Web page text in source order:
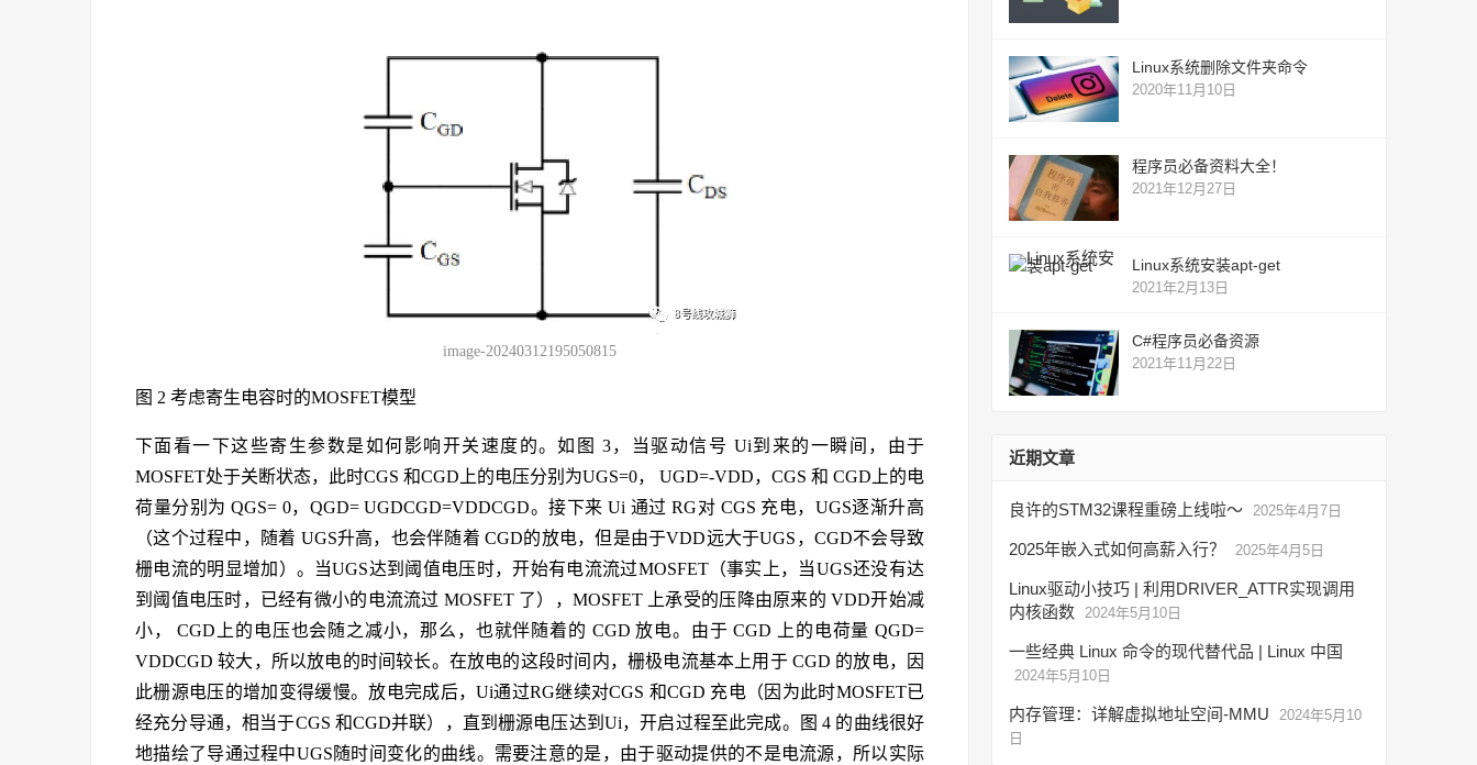
image-20240312195050815
图 2 考虑寄生电容时的MOSFET模型
下面看一下这些寄生参数是如何影响开关速度的。如图 3，当驱动信号 Ui到来的一瞬间，由于
MOSFET处于关断状态，此时CGS 和CGD上的电压分别为UGS=0， UGD=-VDD，CGS 和 CGD上的电
荷量分别为 QGS= 0，QGD= UGDCGD=VDDCGD。接下来 Ui 通过 RG对 CGS 充电，UGS逐渐升高
（这个过程中，随着 UGS升高，也会伴随着 CGD的放电，但是由于VDD远大于UGS，CGD不会导致
栅电流的明显增加）。当UGS达到阈值电压时，开始有电流流过MOSFET（事实上，当UGS还没有达
到阈值电压时，已经有微小的电流流过 MOSFET 了），MOSFET 上承受的压降由原来的 VDD开始减
小， CGD上的电压也会随之减小，那么，也就伴随着的 CGD 放电。由于 CGD 上的电荷量 QGD=
VDDCGD 较大，所以放电的时间较长。在放电的这段时间内，栅极电流基本上用于 CGD 的放电，因
此栅源电压的增加变得缓慢。放电完成后，Ui通过RG继续对CGS 和CGD 充电（因为此时MOSFET已
经充分导通，相当于CGS 和CGD并联），直到栅源电压达到Ui，开启过程至此完成。图 4 的曲线很好
地描绘了导通过程中UGS随时间变化的曲线。需要注意的是，由于驱动提供的不是电流源，所以实际
Linux系统删除文件夹命令
2020年11月10日
程序员必备资料大全！
2021年12月27日
Linux系统安装apt-get
2021年2月13日
C#程序员必备资源
2021年11月22日
近期文章
良许的STM32课程重磅上线啦～ 2025年4月7日
2025年嵌入式如何高薪入行？ 2025年4月5日
Linux驱动小技巧 | 利用DRIVER_ATTR实现调用
内核函数 2024年5月10日
一些经典 Linux 命令的现代替代品 | Linux 中国
2024年5月10日
内存管理：详解虚拟地址空间-MMU
2024年5月10
日